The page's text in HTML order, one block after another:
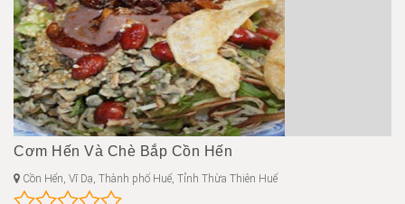
Cơm Hến Và Chè Bắp Cồn Hến
Cồn Hến, Vĩ Dạ, Thành phố Huế, Tỉnh Thừa Thiên Huế